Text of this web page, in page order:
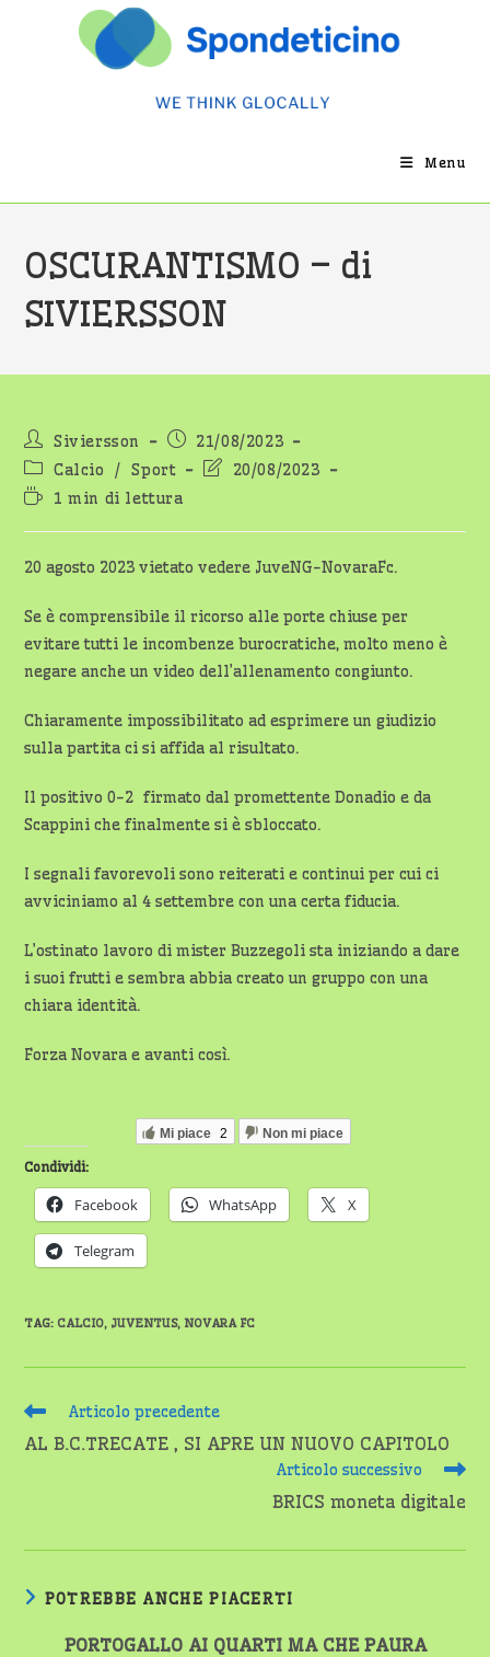
Menu
OSCURANTISMO – di
SIVIERSSON
Autore
dell'articolo:
Siviersson
Articolo
pubblicato:
21/08/2023
Categoria
dell'articolo:
Calcio / Sport
Ultima20/08/2023
Tempo
lettura:
1 min di lettura
20 agosto 2023 vietato vedere JuveNG-NovaraFc.
Se è comprensibile il ricorso alle porte chiuse per
evitare tutti le incombenze burocratiche, molto meno è
negare anche un video dell’allenamento congiunto.
Chiaramente impossibilitato ad esprimere un giudizio
sulla partita ci si affida al risultato.
Il positivo 0-2 firmato dal promettente Donadio e da
Scappini che finalmente si è sbloccato.
I segnali favorevoli sono reiterati e continui per cui ci
avviciniamo al 4 settembre con una certa fiducia.
L’ostinato lavoro di mister Buzzegoli sta iniziando a dare
i suoi frutti e sembra abbia creato un gruppo con una
chiara identità.
Forza Novara e avanti così.
Mi piace 2 Non mi piace
Condividi:
Facebook WhatsApp X
Telegram
TAG: CALCIO, JUVENTUS, NOVARA FC
Leggi
articoli
Articolo precedente
AL B.C.TRECATE , SI APRE UN NUOVO CAPITOLO
Articolo successivo
BRICS moneta digitale
POTREBBE ANCHE PIACERTI
PORTOGALLO AI QUARTI MA CHE PAURA